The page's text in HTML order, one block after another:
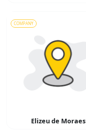
COMPANY
Elizeu de Moraes